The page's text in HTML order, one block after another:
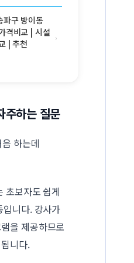
파구 방이동
격비교 | 시설
| 추천
›
주하는 질문
하는데
초보자도 쉽게
입니다. 강사가
을 제공하므로
니다.